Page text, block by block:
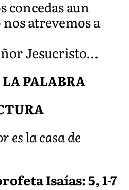
concedas aun
atrevemos a
Jesucristo…
PALABRA
es la casa de
Isaías: 5, 1-7